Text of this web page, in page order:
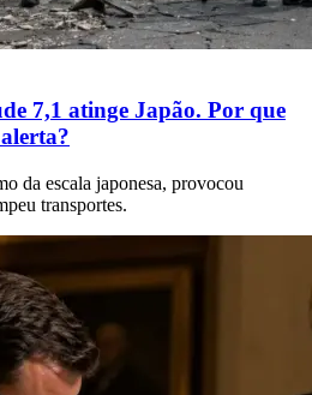
7,1 atinge Japão. Por que
da escala japonesa, provocou
transportes.